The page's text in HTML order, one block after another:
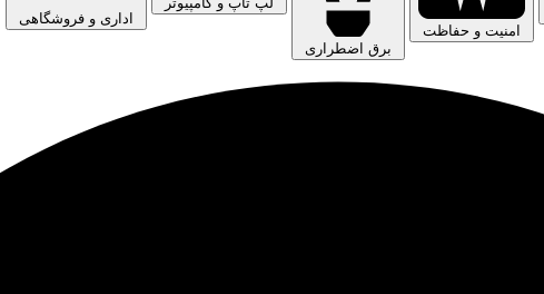
امنیت و حفاظت
برق اضطراری
اداری و فروشگاهی